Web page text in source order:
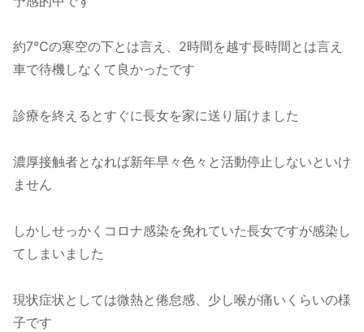
約7℃の寒空の下とは言え、2時間を越す長時間とは言え
車で待機しなくて良かったです
診療を終えるとすぐに長女を家に送り届けました
濃厚接触者となれば新年早々色々と活動停止しないといけ
ません
しかしせっかくコロナ感染を免れていた長女ですが感染し
てしまいました
現状症状としては微熱と倦怠感、少し喉が痛いくらいの様
子です